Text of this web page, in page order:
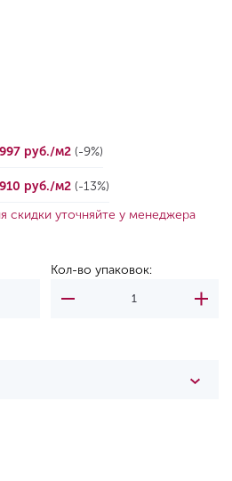
руб./м2 (-9%)
руб./м2 (-13%)
скидки уточняйте у менеджера
Кол-во упаковок: